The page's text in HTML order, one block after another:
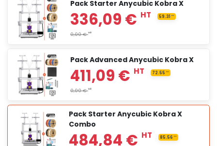
240,13 €HT
0,00 €HT
42.37
374,17 €
Pack Starter Anycubic Kobra X
Pack Advanced Anycubic Kobra X
Pack Starter Anycubic Kobra X
Combo